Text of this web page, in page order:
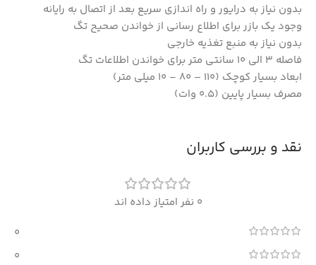
بدون نیاز به درایور و راه اندازی سریع بعد از اتصال به رایانه
وجود یک بازر برای اطلاع رسانی از خواندن صحیح تگ
بدون نیاز به منبع تغذیه خارجی
فاصله 3 الی 10 سانتی متر برای خواندن اطلاعات تگ
ابعاد بسیار کوچک (110 – 80 – 10 میلی متر)
مصرف بسیار پایین (0.5 وات)
نقد و بررسی کاربران
0 نفر امتیاز داده اند
0
0